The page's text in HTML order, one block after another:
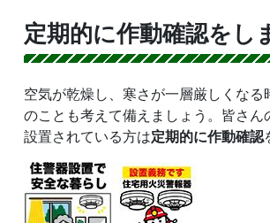
定期的に作動確認をし
空気が乾燥し、寒さが一層厳しくな
のことも考えて備えましょう。皆さん
設置されている方は定期的に作動確認